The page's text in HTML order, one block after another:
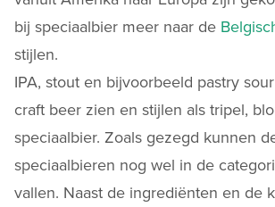
bij speciaalbier meer naar de
stijlen.
IPA, stout en bijvoorbeeld pastry
craft beer zien en stijlen als tripel,
speciaalbier. Zoals gezegd kunnen
speciaalbieren nog wel in de
vallen. Naast de ingrediënten en de